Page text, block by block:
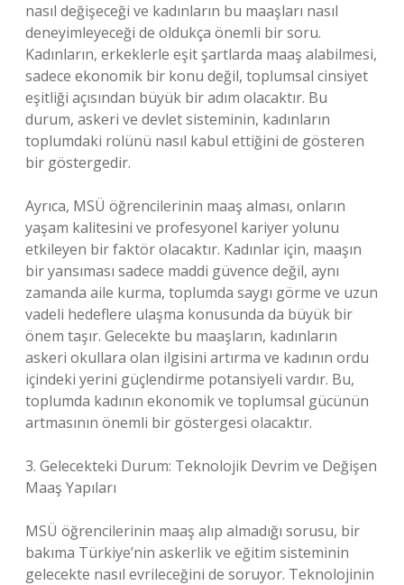
nasıl değişeceği ve kadınların bu maaşları nasıl
deneyimleyeceği de oldukça önemli bir soru.
Kadınların, erkeklerle eşit şartlarda maaş alabilmesi,
sadece ekonomik bir konu değil, toplumsal cinsiyet
eşitliği açısından büyük bir adım olacaktır. Bu
durum, askeri ve devlet sisteminin, kadınların
toplumdaki rolünü nasıl kabul ettiğini de gösteren
bir göstergedir.
Ayrıca, MSÜ öğrencilerinin maaş alması, onların
yaşam kalitesini ve profesyonel kariyer yolunu
etkileyen bir faktör olacaktır. Kadınlar için, maaşın
bir yansıması sadece maddi güvence değil, aynı
zamanda aile kurma, toplumda saygı görme ve uzun
vadeli hedeflere ulaşma konusunda da büyük bir
önem taşır. Gelecekte bu maaşların, kadınların
askeri okullara olan ilgisini artırma ve kadının ordu
içindeki yerini güçlendirme potansiyeli vardır. Bu,
toplumda kadının ekonomik ve toplumsal gücünün
artmasının önemli bir göstergesi olacaktır.
3. Gelecekteki Durum: Teknolojik Devrim ve Değişen
Maaş Yapıları
MSÜ öğrencilerinin maaş alıp almadığı sorusu, bir
bakıma Türkiye’nin askerlik ve eğitim sisteminin
gelecekte nasıl evrileceğini de soruyor. Teknolojinin